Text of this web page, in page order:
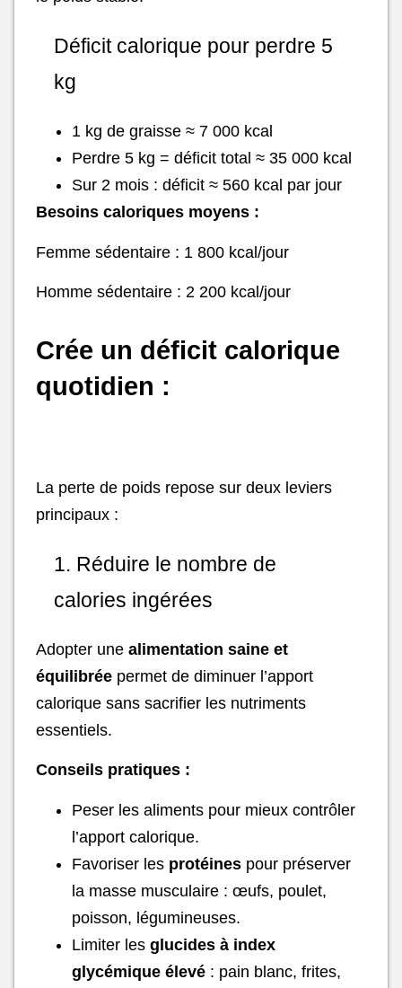
Déficit calorique pour perdre 5
kg
1 kg de graisse ≈ 7 000 kcal
Perdre 5 kg = déficit total ≈ 35 000 kcal
Sur 2 mois : déficit ≈ 560 kcal par jour
Besoins caloriques moyens :
Femme sédentaire : 1 800 kcal/jour
Homme sédentaire : 2 200 kcal/jour
Crée un déficit calorique
quotidien :
La perte de poids repose sur deux leviers
principaux :
1. Réduire le nombre de
calories ingérées
Adopter une alimentation saine et
équilibrée permet de diminuer l’apport
calorique sans sacrifier les nutriments
essentiels.
Conseils pratiques :
Peser les aliments pour mieux contrôler
l’apport calorique.
Favoriser les protéines pour préserver
la masse musculaire : œufs, poulet,
poisson, légumineuses.
Limiter les glucides à index
glycémique élevé : pain blanc, frites,